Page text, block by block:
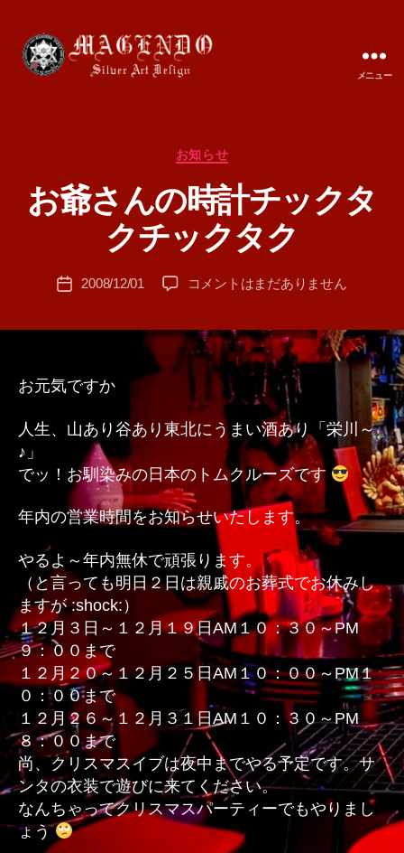
メニュー
カ
ゴ
リ
ー
お知らせ
お爺さんの時計チックタ
クチックタク
成
者
T
A
投
2008/12/01
お
ん
の
計
チ
ッ
タ
ク
チ
ク
タ
ク
へ
の
コメントはまだありません
お元気ですか
人生、山あり谷あり東北にうまい酒あり「栄川～
♪」
でッ！お馴染みの日本のトムクルーズです
年内の営業時間をお知らせいたします。
やるよ～年内無休で頑張ります。
（と言っても明日２日は親戚のお葬式でお休みし
ますが :shock:）
１２月３日～１２月１９日AM１０：３０～PM
９：００まで
１２月２０～１２月２５日AM１０：００～PM１
０：００まで
１２月２６～１２月３１日AM１０：３０～PM
８：００まで
尚、クリスマスイブは夜中までやる予定です。サ
ンタの衣装で遊びに来てください。
なんちゃってクリスマスパーティーでもやりまし
ょう